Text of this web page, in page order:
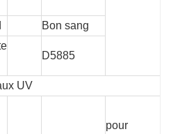
Bon sang
D5885
UV
pour